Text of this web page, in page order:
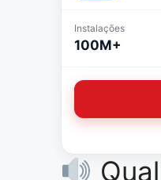
Instalações
100M+